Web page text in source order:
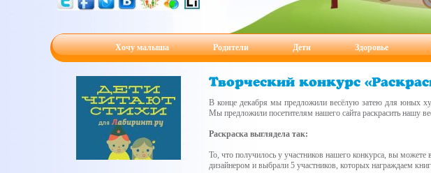
Хочу малыша Родители Дети Здоровье
Творческий конкурс
В конце декабря мы предложили весёлую затею для юных
Мы предложили посетителям нашего сайта раскрасить нашу
Раскраска выглядела так:
То, что получилось у участников нашего конкурса, вы
дизайнером и выбрали 5 участников, которых награждаем